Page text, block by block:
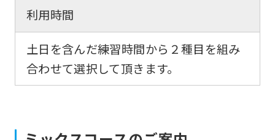
利用時間
土日を含んだ練習時間から２種目を組み
合わせて選択して頂きます。
the
Japanese
version
website